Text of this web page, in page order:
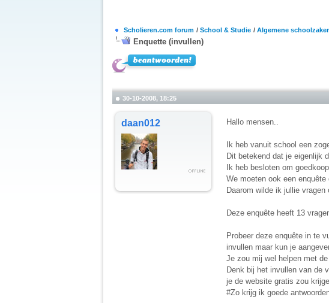
Scholieren.com forum / School & Studie / Algemene
Enquette (invullen)
30-10-2008, 18:25
daan012 Hallo mensen..
Ik heb vanuit school een
Dit betekend dat je eigenlijk
Ik heb besloten om
We moeten ook een
Daarom wilde ik jullie
Deze enquête heeft 13
Probeer deze enquête in te
invullen maar kun je
Je zou mij wel helpen met
Denk bij het invullen van de
je de website gratis zou
#Zo krijg ik goede